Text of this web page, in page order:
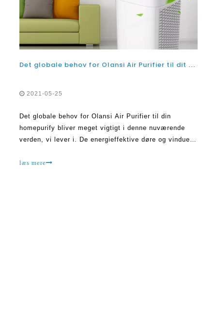
Det globale behov for Olansi Air Purifier til dit hjem
2021-05-25
Det globale behov for Olansi Air Purifier til din
homepurify bliver meget vigtigt i denne nuværende
verden, vi lever i. De energieffektive døre og vinduer
Men de fanger også i mange ting indeni. Det er blevet
læs mere